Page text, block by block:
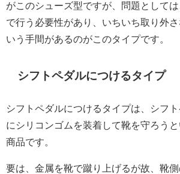
がこのシューズ型ですが、問題として
で行う必要性があり、いちいち取り外
いう手間があるのがこのタイプです。
シフトペダルにつけるタイプ
シフトペダルにつけるタイプは、シフ
にシリコンゴムを装着して靴を守ろう
商品です。
要は、金属を靴で蹴り上げるが故、靴